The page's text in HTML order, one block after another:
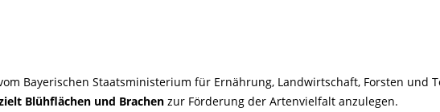
Bayerischen Staatsministerium für Ernährung, Landwirtschaft, Forsten
Blühflächen und Brachen zur Förderung der Artenvielfalt anzulegen.